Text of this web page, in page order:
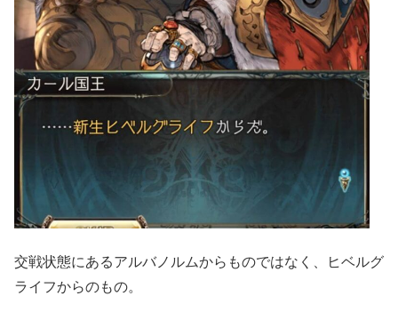
交戦状態にあるアルバノルムからものではなく、ヒベルグ
ライフからのもの。